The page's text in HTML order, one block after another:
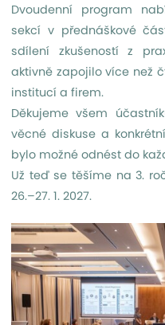
Dvoudenní program
sekcí v přednáškové
sdílení zkušeností z
aktivně zapojilo více než
institucí a firem.
Děkujeme všem
věcné diskuse a
bylo možné odnést do
Už teď se těšíme na 3.
26.–27. 1. 2027.